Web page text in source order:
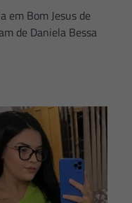
em Bom Jesus de
de Daniela Bessa